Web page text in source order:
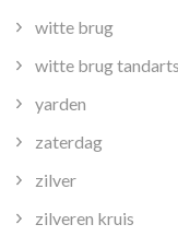
witte brug
witte brug tandarts
yarden
zaterdag
zilver
zilveren kruis